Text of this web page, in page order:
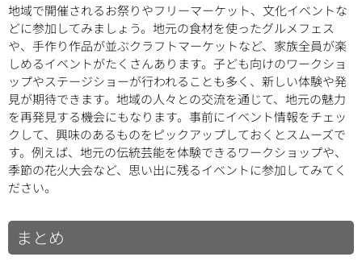
地域で開催されるお祭りやフリーマーケット、文化イベントな
どに参加してみましょう。地元の食材を使ったグルメフェス
や、手作り作品が並ぶクラフトマーケットなど、家族全員が楽
しめるイベントがたくさんあります。子ども向けのワークショ
ップやステージショーが行われることも多く、新しい体験や発
見が期待できます。地域の人々との交流を通じて、地元の魅力
を再発見する機会にもなります。事前にイベント情報をチェッ
クして、興味のあるものをピックアップしておくとスムーズで
す。例えば、地元の伝統芸能を体験できるワークショップや、
季節の花火大会など、思い出に残るイベントに参加してみてく
ださい。
まとめ